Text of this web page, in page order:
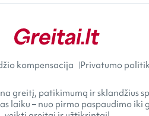
kompensacija Privatumo
greitį, patikimumą ir sklandžius
laiku – nuo pirmo paspaudimo